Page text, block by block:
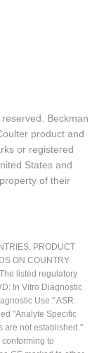
Beckman
product and
or registered
States and
of their
PRODUCT
ON COUNTRY
listed regulatory
In Vitro Diagnostic
Use." ASR:
"Analyte Specific
are not established."
to